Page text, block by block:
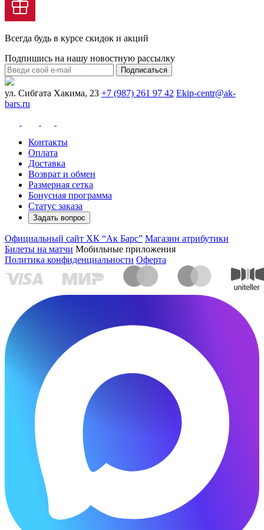
Всегда будь в курсе скидок и акций
Подпишись на нашу новостную рассылку
Подписаться
ул. Сибгата Хакима, 23 +7 (987) 261 97 42 Ekip-centr@ak-
bars.ru
Контакты
Оплата
Доставка
Возврат и обмен
Размерная сетка
Бонусная программа
Статус заказа
Задать вопрос
Официальный сайт ХК “Ак Барс” Магазин атрибутики
Билеты на матчи Мобильные приложения
Политика конфиденциальности Оферта